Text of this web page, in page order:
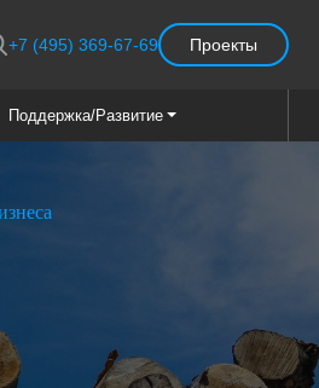
+7 (495) 369-67-69 Проекты
Поддержка/Развитие